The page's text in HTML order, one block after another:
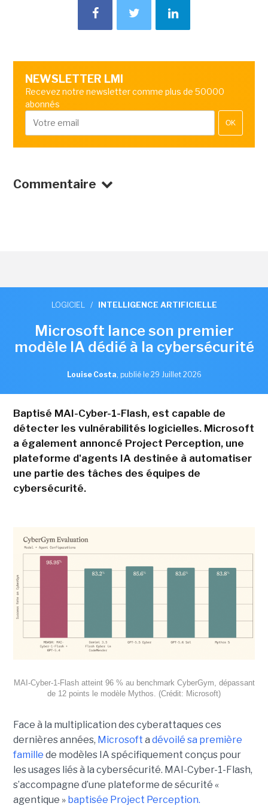
NEWSLETTER LMI
Recevez notre newsletter comme plus de 50000
abonnés
OK
Commentaire
LOGICIEL / INTELLIGENCE ARTIFICIELLE
Microsoft lance son premier
modèle IA dédié à la cybersécurité
Louise Costa, publié le 29 Juillet 2026
Baptisé MAI-Cyber-1-Flash, est capable de
détecter les vulnérabilités logicielles. Microsoft
a également annoncé Project Perception, une
plateforme d'agents IA destinée à automatiser
une partie des tâches des équipes de
cybersécurité.
MAI-Cyber-1-Flash atteint 96 % au benchmark CyberGym, dépassant
de 12 points le modèle Mythos. (Crédit: Microsoft)
Face à la multiplication des cyberattaques ces
dernières années, Microsoft a dévoilé sa première
famille de modèles IA spécifiquement conçus pour
les usages liés à la cybersécurité. MAI-Cyber-1-Flash,
s’accompagne d’une plateforme de sécurité «
agentique » baptisée Project Perception.